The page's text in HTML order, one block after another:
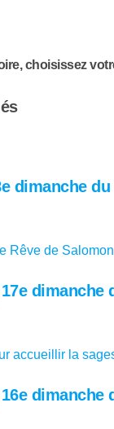
choisissez
dimanche
dimanche
dimanche